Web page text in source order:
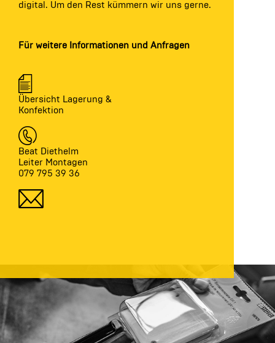
digital. Um den Rest kümmern wir uns gerne.
Für weitere Informationen und Anfragen
Übersicht Lagerung &
Konfektion
Beat Diethelm
Leiter Montagen
079 795 39 36